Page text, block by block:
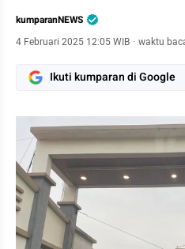
kumparanNEWS
4 Februari 2025 12:05 WIB · waktu
Ikuti kumparan di Google